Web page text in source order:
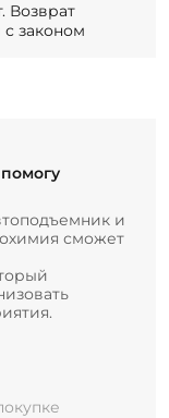
Возврат
законом
и
сможет